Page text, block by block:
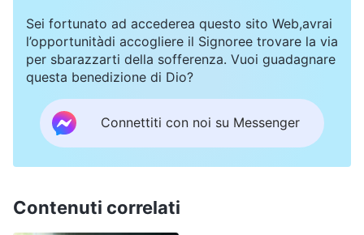
nessuno, e tutta la tua vita sarà un fallimento.
Devi trovare un modo per migliorare
rapidamente i tuoi voti in matematica, a qualsiasi
Mia figlia mi ha guardata timidamente, troppo
spaventata per parlare, con il viso pallido per la
paura. Vedendola così, mi sono un po’ intenerita:
si stava impegnando, e i suoi scarsi voti in
Sei fortunato ad accederea questo sito Web,avrai
l’opportunitàdi accogliere il Signoree trovare la via
per sbarazzarti della sofferenza. Vuoi guadagnare
questa benedizione di Dio?
Connettiti con noi su Messenger
Contenuti correlati